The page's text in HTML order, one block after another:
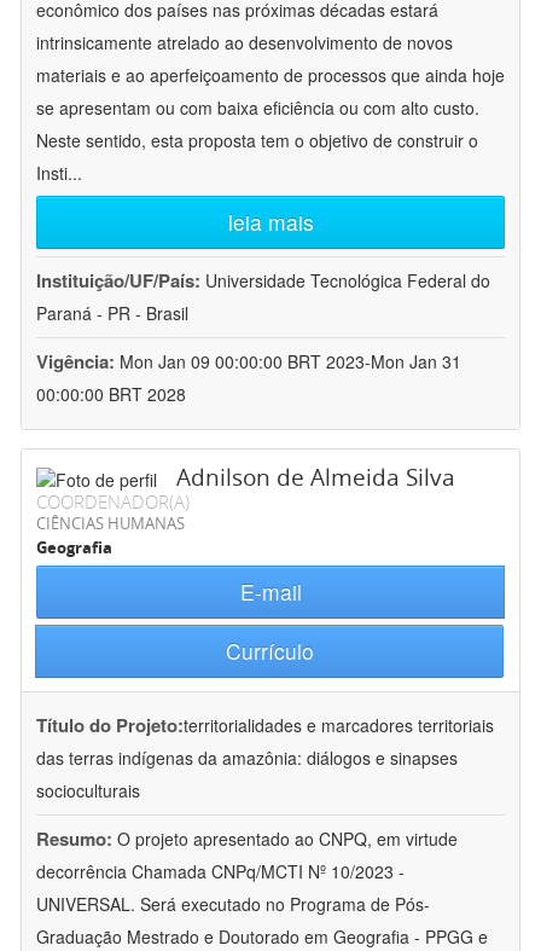
econômico dos países nas próximas décadas estará
intrinsicamente atrelado ao desenvolvimento de novos
materiais e ao aperfeiçoamento de processos que ainda hoje
se apresentam ou com baixa eficiência ou com alto custo.
Neste sentido, esta proposta tem o objetivo de construir o
Insti...
leia mais
Instituição/UF/País: Universidade Tecnológica Federal do
Paraná - PR - Brasil
Vigência: Mon Jan 09 00:00:00 BRT 2023-Mon Jan 31
00:00:00 BRT 2028
Adnilson de Almeida Silva
COORDENADOR(A)
CIÊNCIAS HUMANAS
Geografia
E-mail
Currículo
Título do Projeto:territorialidades e marcadores territoriais
das terras indígenas da amazônia: diálogos e sinapses
socioculturais
Resumo: O projeto apresentado ao CNPQ, em virtude
decorrência Chamada CNPq/MCTI Nº 10/2023 -
UNIVERSAL. Será executado no Programa de Pós-
Graduação Mestrado e Doutorado em Geografia - PPGG e